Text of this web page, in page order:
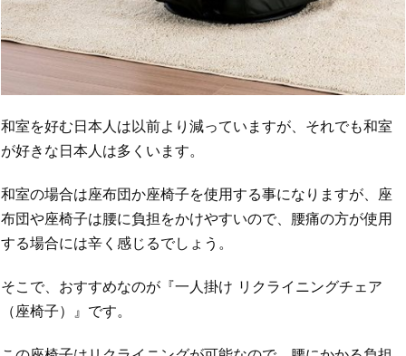
和室を好む日本人は以前より減っていますが、それでも和室
が好きな日本人は多くいます。
和室の場合は座布団か座椅子を使用する事になりますが、座
布団や座椅子は腰に負担をかけやすいので、腰痛の方が使用
する場合には辛く感じるでしょう。
そこで、おすすめなのが『一人掛け リクライニングチェア
（座椅子）』です。